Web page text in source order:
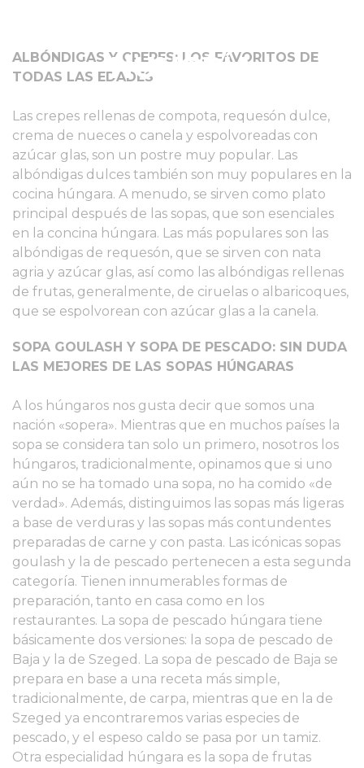
HUNGRÍA
ALBÓNDIGAS Y CREPES: LOS FAVORITOS DE
TODAS LAS EDADES
Las crepes rellenas de compota, requesón dulce,
crema de nueces o canela y espolvoreadas con
azúcar glas, son un postre muy popular. Las
albóndigas dulces también son muy populares en la
cocina húngara. A menudo, se sirven como plato
principal después de las sopas, que son esenciales
en la concina húngara. Las más populares son las
albóndigas de requesón, que se sirven con nata
agria y azúcar glas, así como las albóndigas rellenas
de frutas, generalmente, de ciruelas o albaricoques,
que se espolvorean con azúcar glas a la canela.
SOPA GOULASH Y SOPA DE PESCADO: SIN DUDA
LAS MEJORES DE LAS SOPAS HÚNGARAS
A los húngaros nos gusta decir que somos una
nación «sopera». Mientras que en muchos países la
sopa se considera tan solo un primero, nosotros los
húngaros, tradicionalmente, opinamos que si uno
aún no se ha tomado una sopa, no ha comido «de
verdad». Además, distinguimos las sopas más ligeras
a base de verduras y las sopas más contundentes
preparadas de carne y con pasta. Las icónicas sopas
goulash y la de pescado pertenecen a esta segunda
categoría. Tienen innumerables formas de
preparación, tanto en casa como en los
restaurantes. La sopa de pescado húngara tiene
básicamente dos versiones: la sopa de pescado de
Baja y la de Szeged. La sopa de pescado de Baja se
prepara en base a una receta más simple,
tradicionalmente, de carpa, mientras que en la de
Szeged ya encontraremos varias especies de
pescado, y el espeso caldo se pasa por un tamiz.
Otra especialidad húngara es la sopa de frutas